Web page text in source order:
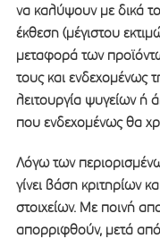
να καλύψουν με δικά
έκθεση (μέγιστου
μεταφορά των
τους και ενδεχομένως
λειτουργία ψυγείων ή
που ενδεχομένως θα
Λόγω των
γίνει βάση κριτηρίων
στοιχείων. Με ποινή
απορριφθούν, μετά